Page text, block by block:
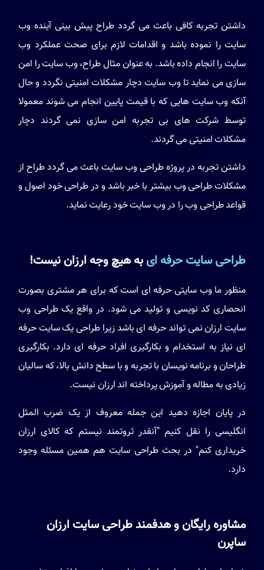
داشتن تجربه کافی باعث می گردد طراح پیش بینی آینده وب
سایت را نموده باشد و اقدامات لازم برای صحت عملکرد وب
سایت را انجام داده باشد. به عنوان مثال طراح، وب سایت را امن
سازی می نماید تا وب سایت دچار مشکلات امنیتی نگردد و حال
آنکه وب سایت هایی که با قیمت پایین انجام می شوند معمولا
توسط شرکت های بی تجربه امن سازی نمی گردند دچار
مشکلات امنیتی می گردند.
داشتن تجربه در پروژه طراحی وب سایت باعث می گردد طراح از
مشکلات طراحی وب بیشتر با خبر باشد و در طراحی خود اصول و
قواعد طراحی وب را در وب سایت خود رعایت نماید.
طراحی سایت حرفه ایبه هیچ وجه ارزان نیست!
منظور ما وب سایتی حرفه ای است که برای هر مشتری بصورت
انحصاری کد نویسی و تولید می شود. در واقع یک طراحی وب
سایت ارزان نمی تواند حرفه ای باشد زیرا طراحی یک سایت حرفه
ای نیاز به استخدام و بکارگیری افراد حرفه ای دارد. بکارگیری
طراحان و برنامه نویسان با تجربه و با سطح دانش بالا، که سالیان
زیادی به مطاله و آموزش پرداخته اند ارزان نیست.
در پایان اجازه دهید این جمله معروف از یک ضرب المثل
انگلیسی را نقل کنیم "آنقدر ثروتمند نیستم که کالای ارزان
خریداری کنم" در بحث طراحی سایت هم همین مسئله وجود
دارد.
مشاوره رایگان و هدفمند طراحی سایت ارزان
ساپرن